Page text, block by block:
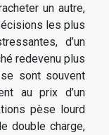
un autre,
les plus
d’un
redevenu plus
sont souvent
au prix d’un
pèse lourd
double charge,